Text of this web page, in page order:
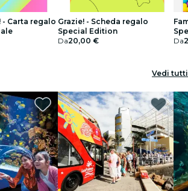
Carta regalo Grazie! - Scheda regalo
Special Edition
Da20,00 €
Da
Vedi tutti